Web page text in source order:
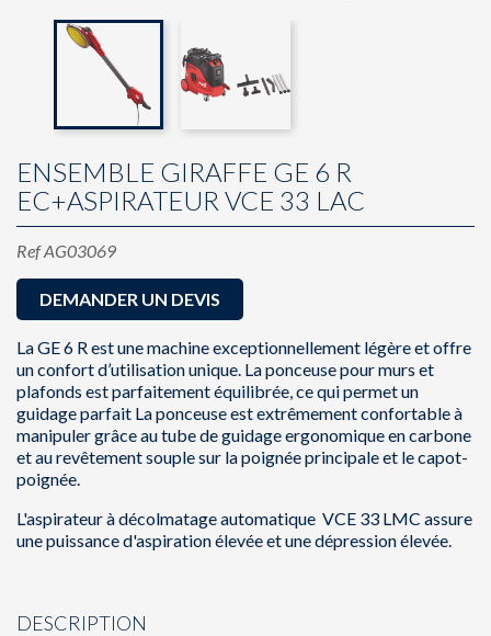
ENSEMBLE GIRAFFE GE 6 R
EC+ASPIRATEUR VCE 33 LAC
RefAG03069
DEMANDER UN DEVIS
La GE 6 R est une machine exceptionnellement légère et offre
un confort d’utilisation unique. La ponceuse pour murs et
plafonds est parfaitement équilibrée, ce qui permet un
guidage parfait La ponceuse est extrêmement confortable à
manipuler grâce au tube de guidage ergonomique en carbone
et au revêtement souple sur la poignée principale et le capot-
poignée.
L'aspirateur à décolmatage automatique VCE 33 LMC assure
une puissance d'aspiration élevée et une dépression élevée.
DESCRIPTION